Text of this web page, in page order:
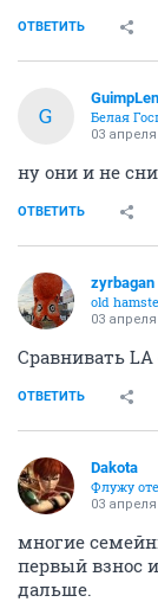
ОТВЕТИТЬ
G
Белая
03 апреля
ну они и не
ОТВЕТИТЬ
zyrbagan
old
03 апреля
Сравнивать
ОТВЕТИТЬ
Dаkota
Флужу
03 апреля
многие
первый взнос
дальше.